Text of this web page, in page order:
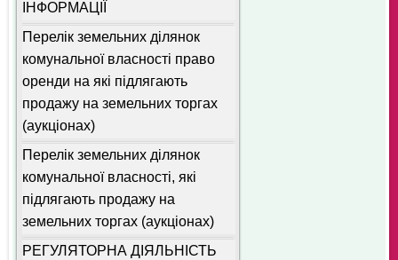
ІНФОРМАЦІЇ
Перелік земельних ділянок
комунальної власності право
оренди на які підлягають
продажу на земельних торгах
(аукціонах)
Перелік земельних ділянок
комунальної власності, які
підлягають продажу на
земельних торгах (аукціонах)
РЕГУЛЯТОРНА ДІЯЛЬНІСТЬ